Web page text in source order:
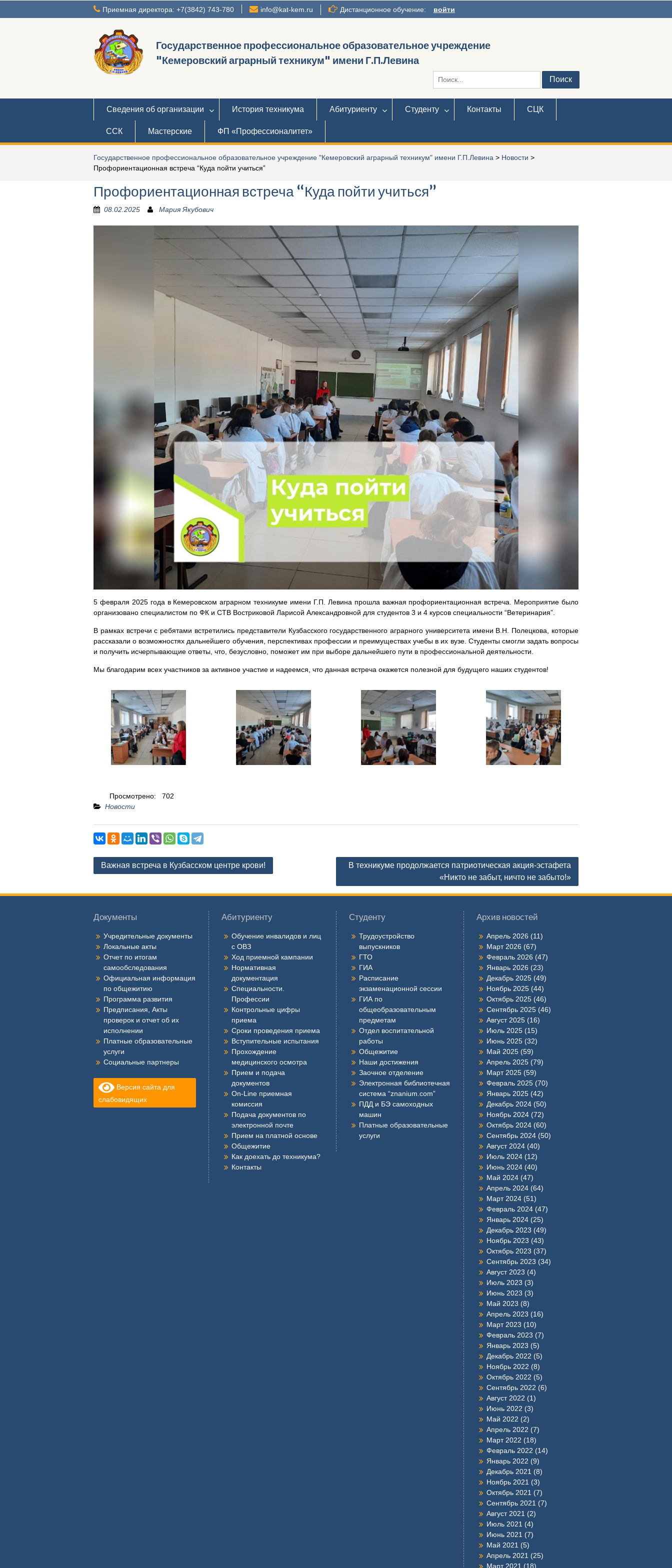
Приемная директора: +7(3842) 743-780 info@kat-kem.ru Дистанционное обучение: войти
Государственное профессиональное образовательное учреждение
"Кемеровский аграрный техникум" имени Г.П.Левина
Искать:
Сведения об организации История техникума Абитуриенту Студенту Контакты СЦК
ССК Мастерские ФП «Профессионалитет»
Государственное профессиональное образовательное учреждение "Кемеровский аграрный техникум" имени Г.П.Левина > Новости >
Профориентационная встреча “Куда пойти учиться”
Профориентационная встреча “Куда пойти учиться”
08.02.2025 Мария Якубович
5 февраля 2025 года в Кемеровском аграрном техникуме имени Г.П. Левина прошла важная профориентационная встреча. Мероприятие было
организовано специалистом по ФК и СТВ Востриковой Ларисой Александровной для студентов 3 и 4 курсов специальности “Ветеринария”.
В рамках встречи с ребятами встретились представители Кузбасского государственного аграрного университета имени В.Н. Полецкова, которые
рассказали о возможностях дальнейшего обучения, перспективах профессии и преимуществах учебы в их вузе. Студенты смогли задать вопросы
и получить исчерпывающие ответы, что, безусловно, поможет им при выборе дальнейшего пути в профессиональной деятельности.
Мы благодарим всех участников за активное участие и надеемся, что данная встреча окажется полезной для будущего наших студентов!
Просмотрено:
702
Новости
Навигация
записям
Важная встреча в Кузбасском центре крови!
В техникуме продолжается патриотическая акция-эстафета
«Никто не забыт, ничто не забыто!»
Документы
Учредительные документы
Локальные акты
Отчет по итогам
самообследования
Официальная информация
по общежитию
Программа развития
Предписания, Акты
проверок и отчет об их
исполнении
Платные образовательные
услуги
Социальные партнеры
Версия сайта для
слабовидящих
Абитуриенту
Обучение инвалидов и лиц
с ОВЗ
Ход приемной кампании
Нормативная
документация
Специальности.
Профессии
Контрольные цифры
приема
Сроки проведения приема
Вступительные испытания
Прохождение
медицинского осмотра
Прием и подача
документов
On-Line приемная
комиссия
Подача документов по
электронной почте
Прием на платной основе
Общежитие
Как доехать до техникума?
Контакты
Студенту
Трудоустройство
выпускников
ГТО
ГИА
Расписание
экзаменационной сессии
ГИА по
общеобразовательным
предметам
Отдел воспитательной
работы
Общежитие
Наши достижения
Заочное отделение
Электронная библиотечная
система “znanium.com”
ПДД и БЭ самоходных
машин
Платные образовательные
услуги
Архив новостей
Апрель 2026 (11)
Март 2026 (67)
Февраль 2026 (47)
Январь 2026 (23)
Декабрь 2025 (49)
Ноябрь 2025 (44)
Октябрь 2025 (46)
Сентябрь 2025 (46)
Август 2025 (16)
Июль 2025 (15)
Июнь 2025 (32)
Май 2025 (59)
Апрель 2025 (79)
Март 2025 (59)
Февраль 2025 (70)
Январь 2025 (42)
Декабрь 2024 (50)
Ноябрь 2024 (72)
Октябрь 2024 (60)
Сентябрь 2024 (50)
Август 2024 (40)
Июль 2024 (12)
Июнь 2024 (40)
Май 2024 (47)
Апрель 2024 (64)
Март 2024 (51)
Февраль 2024 (47)
Январь 2024 (25)
Декабрь 2023 (49)
Ноябрь 2023 (43)
Октябрь 2023 (37)
Сентябрь 2023 (34)
Август 2023 (4)
Июль 2023 (3)
Июнь 2023 (3)
Май 2023 (8)
Апрель 2023 (16)
Март 2023 (10)
Февраль 2023 (7)
Январь 2023 (5)
Декабрь 2022 (5)
Ноябрь 2022 (8)
Октябрь 2022 (5)
Сентябрь 2022 (6)
Август 2022 (1)
Июнь 2022 (3)
Май 2022 (2)
Апрель 2022 (7)
Март 2022 (18)
Февраль 2022 (14)
Январь 2022 (9)
Декабрь 2021 (8)
Ноябрь 2021 (3)
Октябрь 2021 (7)
Сентябрь 2021 (7)
Август 2021 (2)
Июль 2021 (4)
Июнь 2021 (7)
Май 2021 (5)
Апрель 2021 (25)
Март 2021 (18)